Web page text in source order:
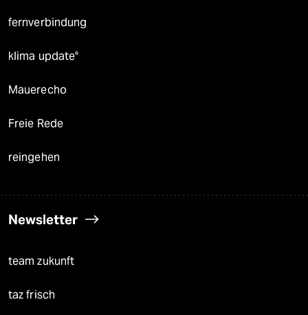
fernverbindung
klima update°
Mauerecho
Freie Rede
reingehen
Newsletter
team zukunft
taz frisch